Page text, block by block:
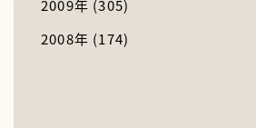
2009年 (305)
2008年 (174)